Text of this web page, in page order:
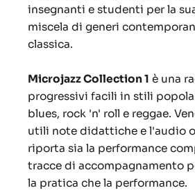
insegnanti e studenti per la
miscela di generi
classica.
Microjazz Collection 1 è una
progressivi facili in stili
blues, rock 'n' roll e reggae.
utili note didattiche e l'audio
riporta sia la performance
tracce di accompagnamento
la pratica che la performance.